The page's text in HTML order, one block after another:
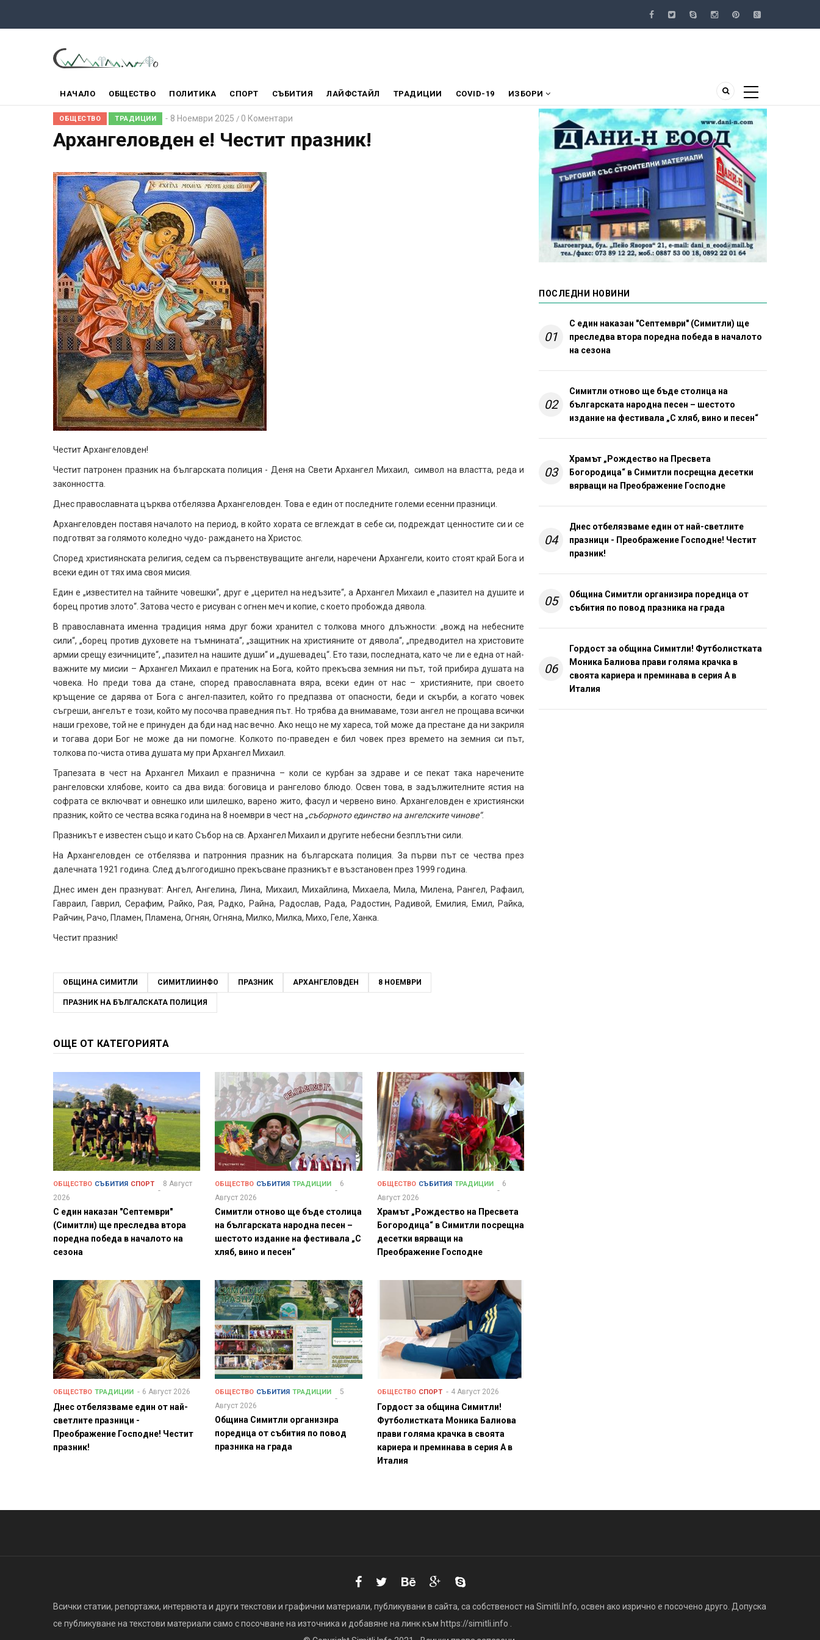
МЕНЮ
НАЧАЛО ОБЩЕСТВО ПОЛИТИКА СПОРТ СЪБИТИЯ ЛАЙФСТАЙЛ ТРАДИЦИИ COVID-19 ИЗБОРИ
ОБЩЕСТВО ТРАДИЦИИ 8 Ноември 2025 / 0 Коментари
Архангеловден е! Честит празник!
Честит Архангеловден!
Честит патронен празник на българската полиция - Деня на Свети Архангел Михаил, символ на властта, реда и
законността.
Днес православната църква отбелязва Архангеловден. Това е един от последните големи есенни празници.
Архангеловден поставя началото на период, в който хората се вглеждат в себе си, подреждат ценностите си и се
подготвят за голямото коледно чудо- раждането на Христос.
Според християнската религия, седем са първенствуващите ангели, наречени Архангели, които стоят край Бога и
всеки един от тях има своя мисия.
Един е „известител на тайните човешки“, друг е „церител на недъзите“, а Архангел Михаил е „пазител на душите и
борец против злото“. Затова често е рисуван с огнен меч и копие, с което пробожда дявола.
В православната именна традиция няма друг божи хранител с толкова много длъжности: „вожд на небесните
сили“, „борец против духовете на тъмнината“, „защитник на християните от дявола“, „предводител на христовите
армии срещу езичниците“, „пазител на нашите души“ и „душевадец“. Ето тази, последната, като че ли е една от най-
важните му мисии – Архангел Михаил е пратеник на Бога, който прекъсва земния ни път, той прибира душата на
човека. Но преди това да стане, според православната вяра, всеки един от нас – християните, при своето
кръщение се дарява от Бога с ангел-пазител, който го предпазва от опасности, беди и скърби, а когато човек
съгреши, ангелът е този, който му посочва праведния път. Но трябва да внимаваме, този ангел не прощава всички
наши грехове, той не е принуден да бди над нас вечно. Ако нещо не му хареса, той може да престане да ни закриля
и тогава дори Бог не може да ни помогне. Колкото по-праведен е бил човек през времето на земния си път,
толкова по-чиста отива душата му при Архангел Михаил.
Трапезата в чест на Архангел Михаил е празнична – коли се курбан за здраве и се пекат така наречените
рангеловски хлябове, които са два вида: боговица и рангелово блюдо. Освен това, в задължителните ястия на
софрата се включват и овнешко или шилешко, варено жито, фасул и червено вино. Архангеловден е християнски
празник, който се чества всяка година на 8 ноември в чест на „съборното единство на ангелските чинове“.
Празникът е известен също и като Събор на св. Архангел Михаил и другите небесни безплътни сили.
На Архангеловден се отбелязва и патронния празник на българската полиция. За първи път се чества през
далечната 1921 година. След дългогодишно прекъсване празникът е възстановен през 1999 година.
Днес имен ден празнуват: Ангел, Ангелина, Лина, Михаил, Михайлина, Михаела, Мила, Милена, Рангел, Рафаил,
Гавраил, Гаврил, Серафим, Райко, Рая, Радко, Райна, Радослав, Рада, Радостин, Радивой, Емилия, Емил, Райка,
Райчин, Рачо, Пламен, Пламена, Огнян, Огняна, Милко, Милка, Михо, Геле, Ханка.
Честит празник!
ОБЩИНА СИМИТЛИ СИМИТЛИИНФО ПРАЗНИК АРХАНГЕЛОВДЕН 8 НОЕМВРИ
ПРАЗНИК НА БЪЛГАЛСКАТА ПОЛИЦИЯ
ОЩЕ ОТ КАТЕГОРИЯТА
ОБЩЕСТВО СЪБИТИЯ СПОРТ
8 Август
2026
С един наказан "Септември"
(Симитли) ще преследва втора
поредна победа в началото на
сезона
ОБЩЕСТВО СЪБИТИЯ ТРАДИЦИИ
6
Август 2026
Симитли отново ще бъде столица
на българската народна песен –
шестото издание на фестивала „С
хляб, вино и песен“
ОБЩЕСТВО СЪБИТИЯ ТРАДИЦИИ
6
Август 2026
Храмът „Рождество на Пресвета
Богородица“ в Симитли посрещна
десетки вярващи на
Преображение Господне
ОБЩЕСТВО ТРАДИЦИИ 6 Август 2026
Днес отбелязваме един от най-
светлите празници -
Преображение Господне! Честит
празник!
ОБЩЕСТВО СЪБИТИЯ ТРАДИЦИИ
5
Август 2026
Община Симитли организира
поредица от събития по повод
празника на града
ОБЩЕСТВО СПОРТ 4 Август 2026
Гордост за община Симитли!
Футболистката Моника Балиова
прави голяма крачка в своята
кариера и преминава в серия А в
Италия
ПОСЛЕДНИ НОВИНИ
01
С един наказан "Септември" (Симитли) ще
преследва втора поредна победа в началото
на сезона
02
Симитли отново ще бъде столица на
българската народна песен – шестото
издание на фестивала „С хляб, вино и песен“
03
Храмът „Рождество на Пресвета
Богородица“ в Симитли посрещна десетки
вярващи на Преображение Господне
04
Днес отбелязваме един от най-светлите
празници - Преображение Господне! Честит
празник!
05
Община Симитли организира поредица от
събития по повод празника на града
06
Гордост за община Симитли! Футболистката
Моника Балиова прави голяма крачка в
своята кариера и преминава в серия А в
Италия
Всички статии, репортажи, интервюта и други текстови и графични материали, публикувани в сайта, са собственост на Simitli.Info, освен ако изрично е посочено друго. Допуска
се публикуване на текстови материали само с посочване на източника и добавяне на линк към https://simitli.info .